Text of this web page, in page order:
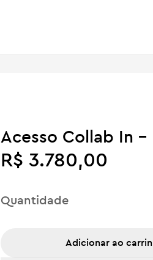
Acesso Collab In -
R$ 3.780,00
Quantidade
Adicionar ao